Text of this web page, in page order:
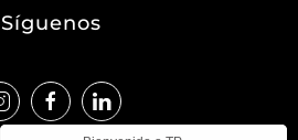
Síguenos